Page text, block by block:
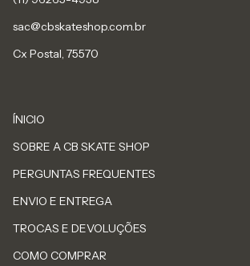
sac@cbskateshop.com.br
Cx Postal, 75570
ÍNICIO
SOBRE A CB SKATE SHOP
PERGUNTAS FREQUENTES
ENVIO E ENTREGA
TROCAS E DEVOLUÇÕES
COMO COMPRAR